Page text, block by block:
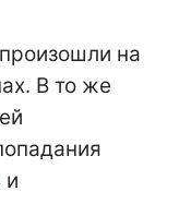
на
В то же
и